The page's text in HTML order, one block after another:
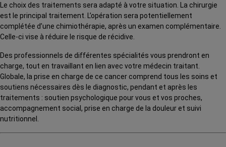
Le choix des traitements sera adapté à votre situation. La chirurgie
est le principal traitement. L’opération sera potentiellement
complétée d’une chimiothérapie, après un examen complémentaire.
Celle-ci vise à réduire le risque de récidive.
Des professionnels de différentes spécialités vous prendront en
charge, tout en travaillant en lien avec votre médecin traitant.
Globale, la prise en charge de ce cancer comprend tous les soins et
soutiens nécessaires dès le diagnostic, pendant et après les
traitements : soutien psychologique pour vous et vos proches,
accompagnement social, prise en charge de la douleur et suivi
nutritionnel.